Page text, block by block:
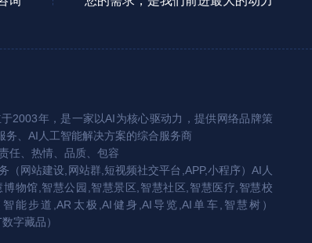
2003年，是一家以AI为核心驱动力，提供网络品牌策
务、AI人工智能解决方案的综合服务商
任、热情、品质、包容
（网站建设,网站群,短视频社交平台,APP,小程序）AI人
物馆,智慧公园,智慧景区,智慧社区,智慧医疗,智慧校
能步道,AR太极,AI健身,AI导览,AI单车,智慧树）
字藏品）